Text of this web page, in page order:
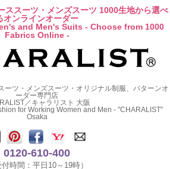
ススーツ・メンズスーツ 1000生地から選べ
オンラインオーダー
and Men's Suits - Choose from 1000
Fabrics Online -
ーツ・メンズスーツ・オリジナル制服、パターンオ
ーダー専門店
／キャラリスト 大阪
for Working Women and Men - "CHARALIST"
Osaka
0120-610-400
付時間：平日10～19時）